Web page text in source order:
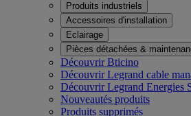
Produits industriels
Accessoires d'installation
Eclairage
Pièces détachées &
Découvrir Bticino
Découvrir Legrand cable
Découvrir Legrand Energies
Nouveautés produits
Produits supprimés